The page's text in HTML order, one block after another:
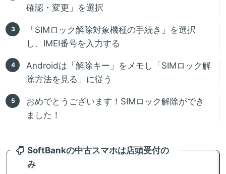
確認・変更」を選択
「SIMロック解除対象機種の手続き」を選択
し、IMEI番号を入力する
Androidは「解除キー」をメモし「SIMロック解
除方法を見る」に従う
おめでとうございます！SIMロック解除ができ
ました！
SoftBankの中古スマホは店頭受付の
み